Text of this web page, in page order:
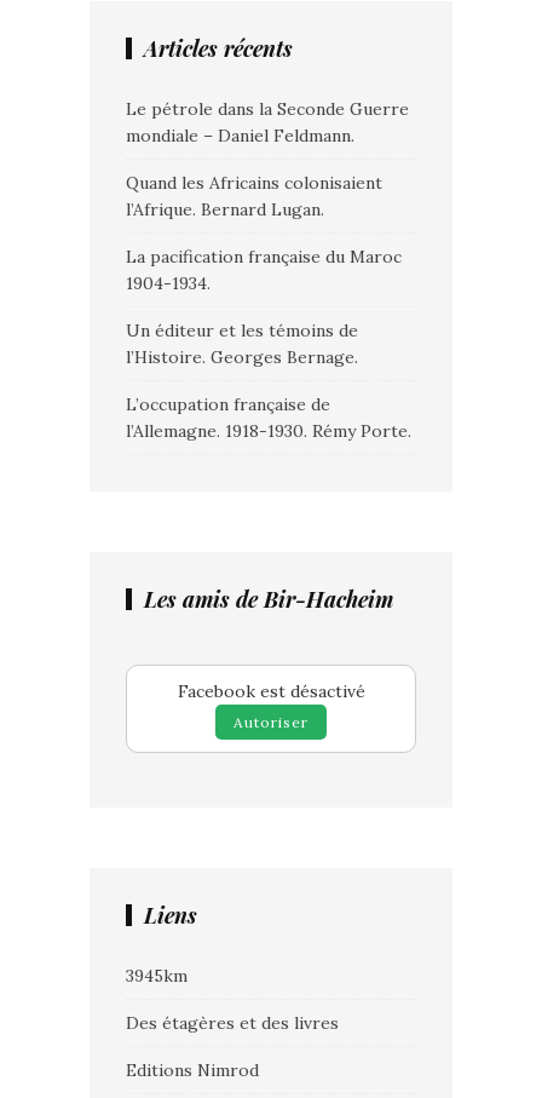
Articles récents
Le pétrole dans la Seconde Guerre
mondiale – Daniel Feldmann.
Quand les Africains colonisaient
l’Afrique. Bernard Lugan.
La pacification française du Maroc
1904-1934.
Un éditeur et les témoins de
l’Histoire. Georges Bernage.
L’occupation française de
l’Allemagne. 1918-1930. Rémy Porte.
Les amis de Bir-Hacheim
Facebook est désactivé
Autoriser
Liens
3945km
Des étagères et des livres
Editions Nimrod